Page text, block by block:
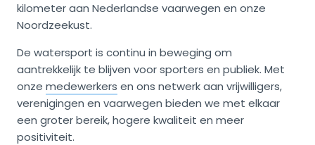
kilometer aan Nederlandse vaarwegen en onze
Noordzeekust.
De watersport is continu in beweging om
aantrekkelijk te blijven voor sporters en publiek. Met
onze medewerkers en ons netwerk aan vrijwilligers,
verenigingen en vaarwegen bieden we met elkaar
een groter bereik, hogere kwaliteit en meer
positiviteit.